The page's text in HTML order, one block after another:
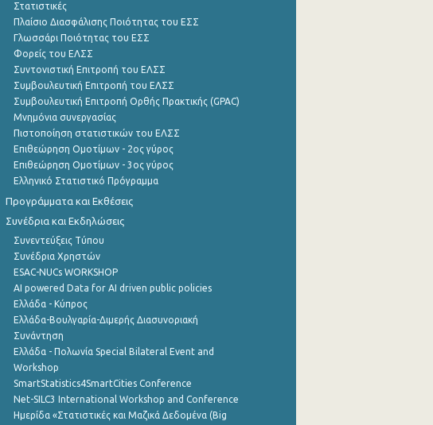
Στατιστικές
Πλαίσιο Διασφάλισης Ποιότητας του ΕΣΣ
Γλωσσάρι Ποιότητας του ΕΣΣ
Φορείς του ΕΛΣΣ
Συντονιστική Επιτροπή του ΕΛΣΣ
Συμβουλευτική Επιτροπή του ΕΛΣΣ
Συμβουλευτική Επιτροπή Ορθής Πρακτικής (GPAC)
Μνημόνια συνεργασίας
Πιστοποίηση στατιστικών του ΕΛΣΣ
Επιθεώρηση Ομοτίμων - 2ος γύρος
Επιθεώρηση Ομοτίμων - 3ος γύρος
Ελληνικό Στατιστικό Πρόγραμμα
Προγράμματα και Εκθέσεις
Συνέδρια και Εκδηλώσεις
Συνεντεύξεις Τύπου
Συνέδρια Χρηστών
ESAC-NUCs WORKSHOP
AI powered Data for AI driven public policies
Ελλάδα - Κύπρος
Ελλάδα-Βουλγαρία-Διμερής Διασυνοριακή
Συνάντηση
Ελλάδα - Πολωνία Special Bilateral Event and
Workshop
SmartStatistics4SmartCities Conference
Net-SILC3 International Workshop and Conference
Ημερίδα «Στατιστικές και Μαζικά Δεδομένα (Big